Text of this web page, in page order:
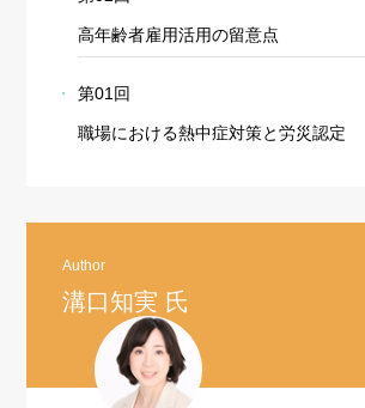
高年齢者雇用活用の留意点
第01回
職場における熱中症対策と労災認定
Author
溝口知実 氏